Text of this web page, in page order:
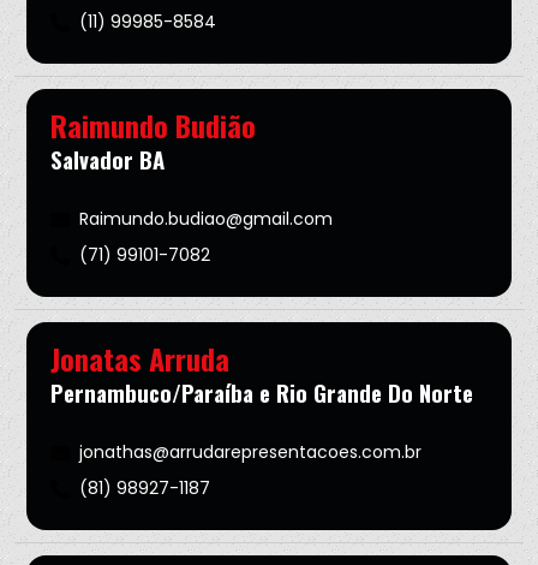
(11) 99985-8584
Raimundo Budião
Salvador BA
Raimundo.budiao@gmail.com
(71) 99101-7082
Jonatas Arruda
Pernambuco/Paraíba e Rio Grande Do Norte
jonathas@arrudarepresentacoes.com.br
(81) 98927-1187